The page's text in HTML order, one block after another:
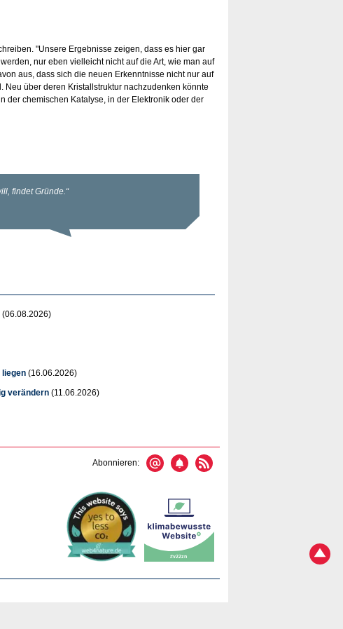
"Unsere Ergebnisse zeigen, dass es hier gar
nur eben vielleicht nicht auf die Art, wie man auf
aus, dass sich die neuen Erkenntnisse nicht nur auf
über deren Kristallstruktur nachzudenken könnte
der chemischen Katalyse, in der Elektronik oder der
(06.08.2026)
liegen (16.06.2026)
verändern (11.06.2026)
Abonnieren: